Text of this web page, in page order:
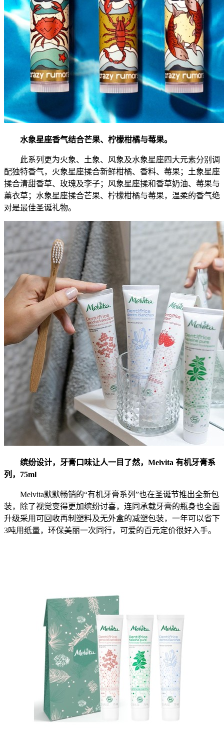
水象星座香气结合芒果、柠檬柑橘与莓果。
此系列更为火象、土象、风象及水象星座四大元素分别调
配独特香气，火象星座揉合新鲜柑橘、香料、莓果；土象星座
揉合清甜香草、玫瑰及李子；风象星座揉和香草奶油、莓果与
薰衣草；水象星座揉合芒果、柠檬柑橘与莓果，温柔的香气绝
对是最佳圣诞礼物。
缤纷设计，牙膏口味让人一目了然，Melvita 有机牙膏系
列，75ml
Melvita默默畅销的“有机牙膏系列”也在圣诞节推出全新包
装，除了视觉变得更加缤纷讨喜，连同承载牙膏的瓶身也全面
升级采用可回收再制塑料及无外盒的减塑包装，一年可以省下
3吨用纸量，环保美丽一次同行，可爱的百元定价很好入手。